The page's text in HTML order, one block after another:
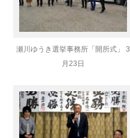
瀬川ゆうき選挙事務所「開所式」 3
月23日